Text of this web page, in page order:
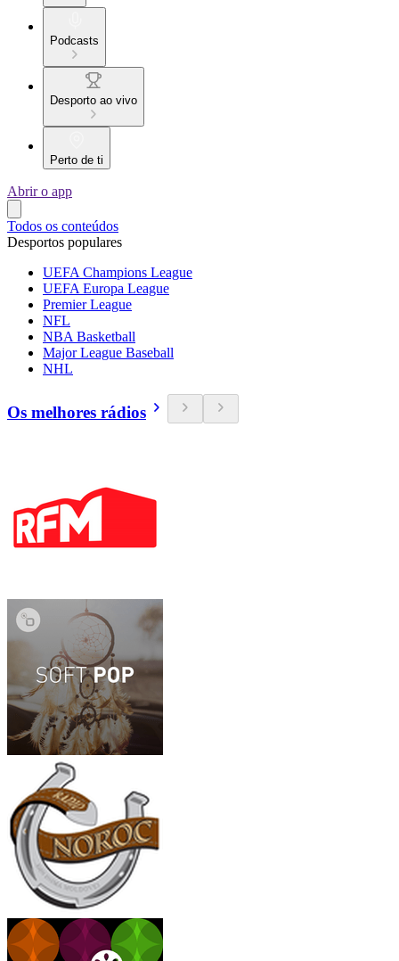
Podcasts
Desporto ao vivo
Perto de ti
Abrir o app
Todos os conteúdos
Desportos populares
UEFA Champions League
UEFA Europa League
Premier League
NFL
NBA Basketball
Major League Baseball
NHL
Os melhores rádios